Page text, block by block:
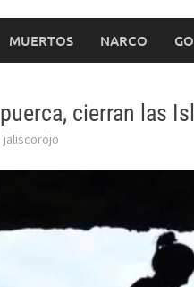
MUERTOS NARCO
cierran las
jaliscorojo